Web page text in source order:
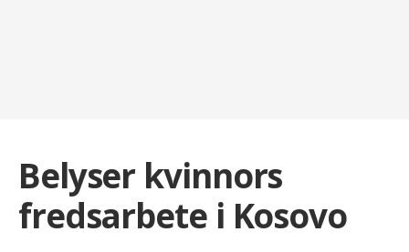
Belyser kvinnors
fredsarbete i Kosovo